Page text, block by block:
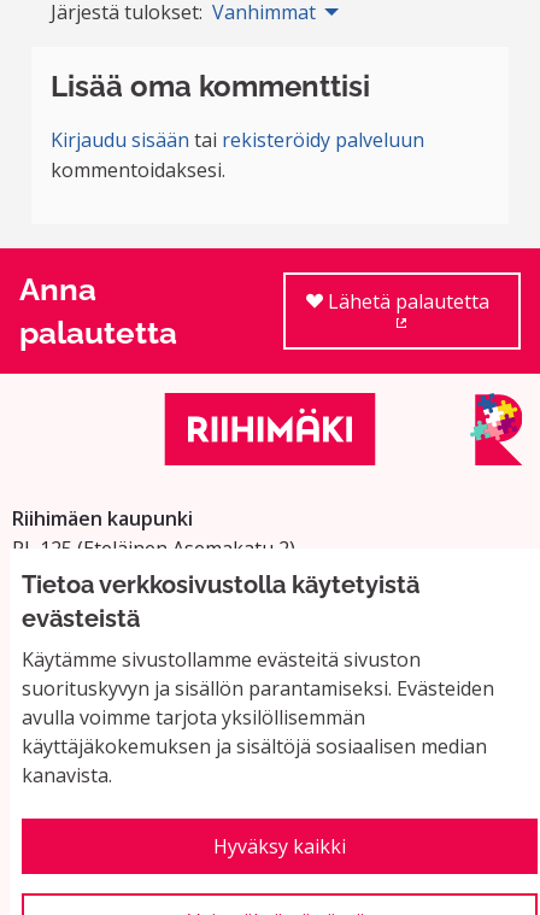
Tietoa verkkosivustolla käytetyistä
evästeistä
Käytämme sivustollamme evästeitä sivuston
suorituskyvyn ja sisällön parantamiseksi. Evästeiden
avulla voimme tarjota yksilöllisemmän
käyttäjäkokemuksen ja sisältöjä sosiaalisen median
kanavista.
Hyväksy kaikki
Järjestä tulokset: Vanhimmat
Lisää oma kommenttisi
Kirjaudu sisään tai rekisteröidy palveluun
kommentoidaksesi.
Anna
palautetta
Lähetä palautetta
Riihimäen kaupunki
PL 125 (Eteläinen Asemakatu 2)
11101 Riihimäki
Vaihde: 019 758 4000
Sähköpostiosoitteet:
etunimi.sukunimi@riihimaki.fi
Yhteystiedot ja usein kysyttyä
Käyttöehdot
Evästeasetukset